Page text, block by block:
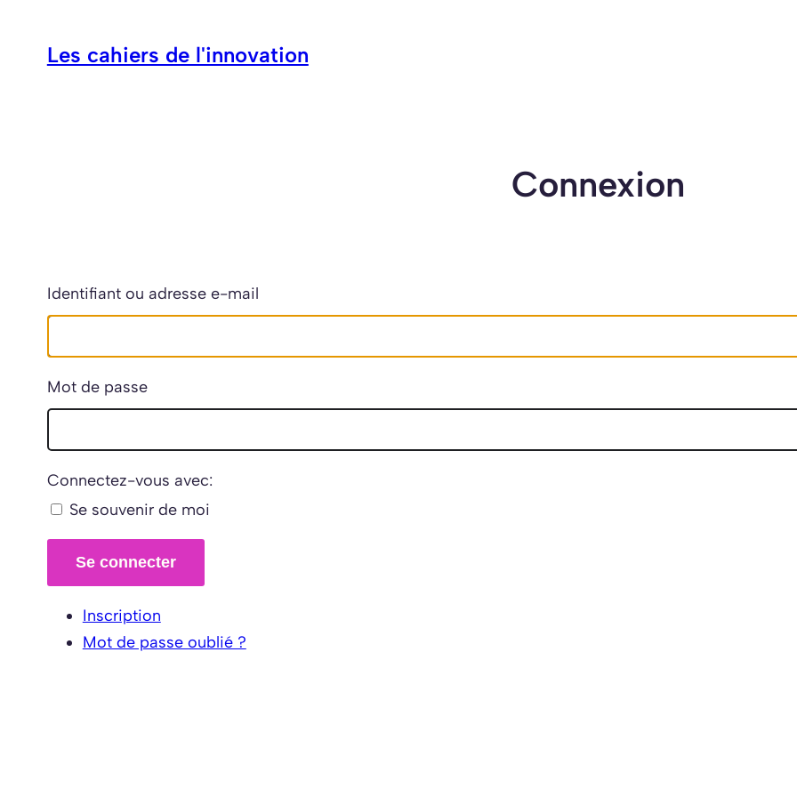
Les cahiers de l'innovation
Connexion
Identifiant ou adresse e-mail
Mot de passe
Connectez-vous avec:
Se souvenir de moi
Se connecter
Inscription
Mot de passe oublié ?